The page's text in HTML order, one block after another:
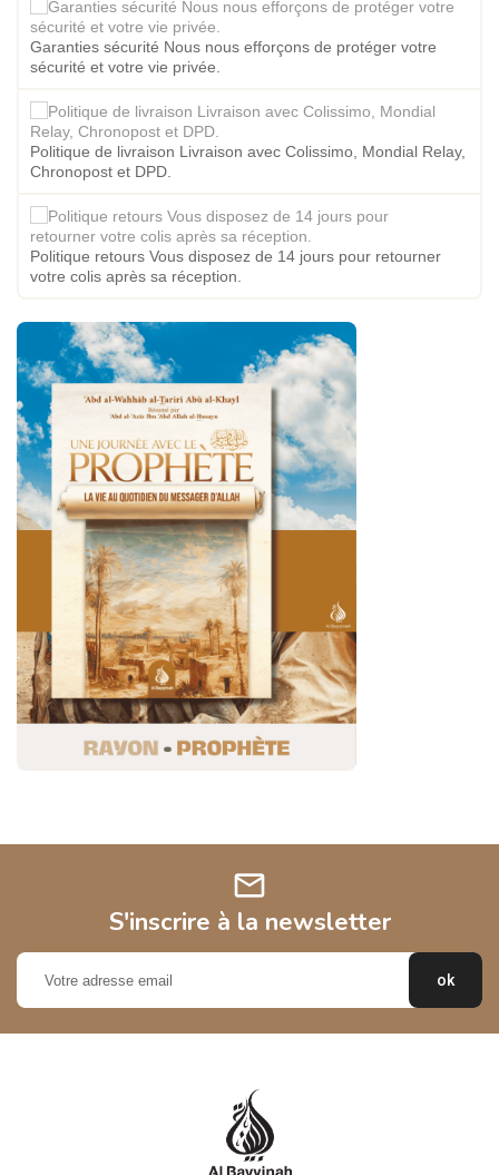
Garanties sécurité Nous nous efforçons de protéger votre
sécurité et votre vie privée.
Politique de livraison Livraison avec Colissimo, Mondial Relay,
Chronopost et DPD.
Politique retours Vous disposez de 14 jours pour retourner
votre colis après sa réception.
mail
S'inscrire à la newsletter